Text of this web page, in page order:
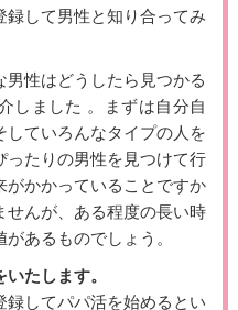
録して男性と知り合ってみ
男性はどうしたら見つかる
しました 。まずは自分自
ていろんなタイプの人を
ったりの男性を見つけて行
がかかっていることですか
せんが、ある程度の長い時
あるものでしょう。
たします。
してパパ活を始めるとい